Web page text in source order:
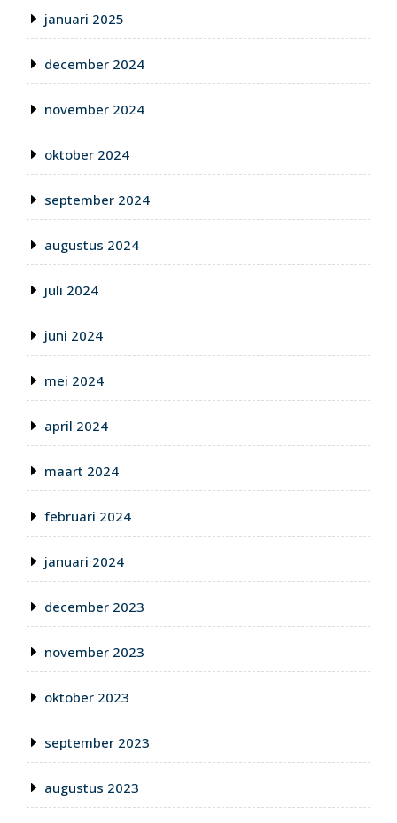
januari 2025
december 2024
november 2024
oktober 2024
september 2024
augustus 2024
juli 2024
juni 2024
mei 2024
april 2024
maart 2024
februari 2024
januari 2024
december 2023
november 2023
oktober 2023
september 2023
augustus 2023